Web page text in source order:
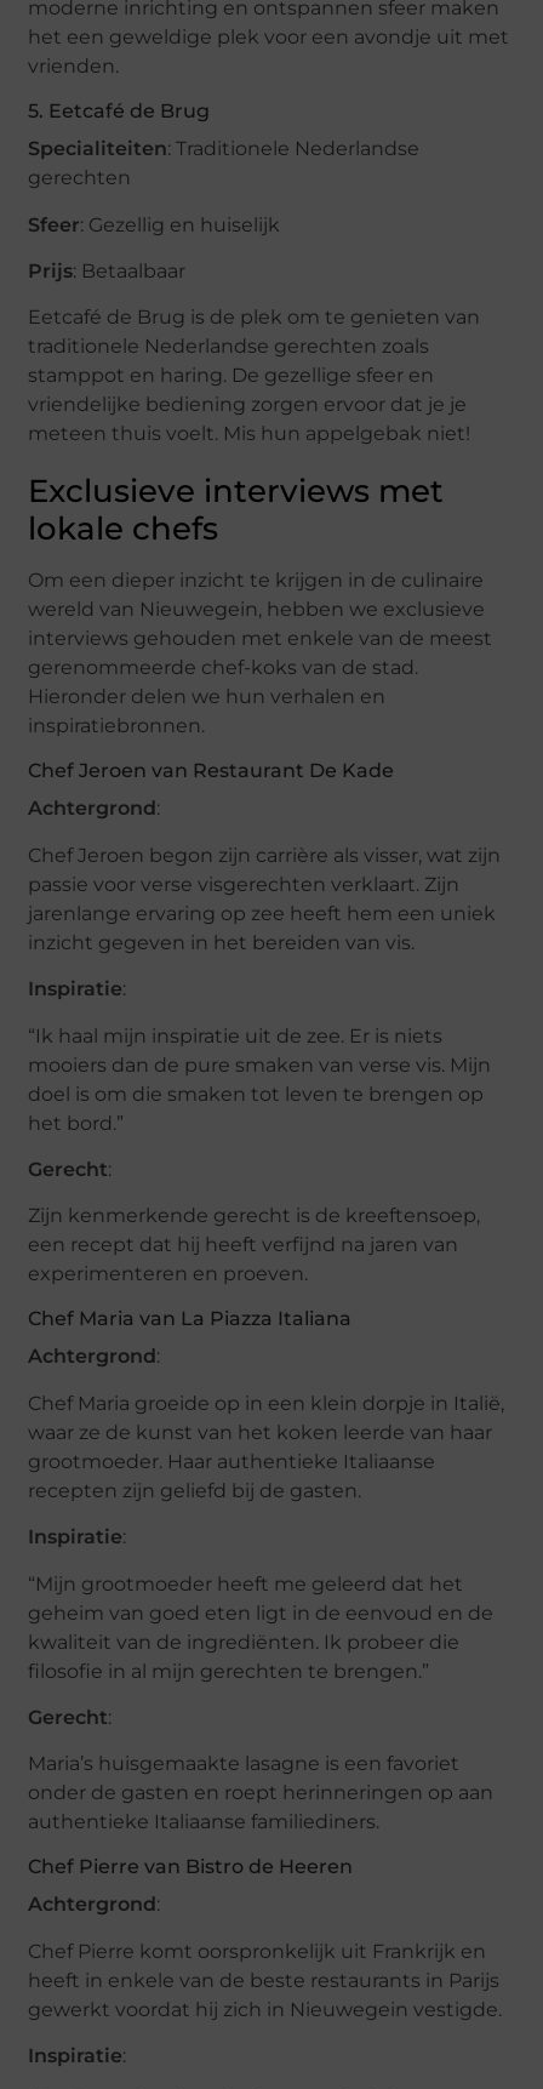
moderne inrichting en ontspannen sfeer maken
het een geweldige plek voor een avondje uit met
vrienden.
5. Eetcafé de Brug
Specialiteiten: Traditionele Nederlandse
gerechten
Sfeer: Gezellig en huiselijk
Prijs: Betaalbaar
Eetcafé de Brug is de plek om te genieten van
traditionele Nederlandse gerechten zoals
stamppot en haring. De gezellige sfeer en
vriendelijke bediening zorgen ervoor dat je je
meteen thuis voelt. Mis hun appelgebak niet!
Exclusieve interviews met
lokale chefs
Om een dieper inzicht te krijgen in de culinaire
wereld van Nieuwegein, hebben we exclusieve
interviews gehouden met enkele van de meest
gerenommeerde chef-koks van de stad.
Hieronder delen we hun verhalen en
inspiratiebronnen.
Chef Jeroen van Restaurant De Kade
Achtergrond :
Chef Jeroen begon zijn carrière als visser, wat zijn
passie voor verse visgerechten verklaart. Zijn
jarenlange ervaring op zee heeft hem een uniek
inzicht gegeven in het bereiden van vis.
Inspiratie:
“Ik haal mijn inspiratie uit de zee. Er is niets
mooiers dan de pure smaken van verse vis. Mijn
doel is om die smaken tot leven te brengen op
het bord.”
Gerecht:
Zijn kenmerkende gerecht is de kreeftensoep,
een recept dat hij heeft verfijnd na jaren van
experimenteren en proeven.
Chef Maria van La Piazza Italiana
Achtergrond :
Chef Maria groeide op in een klein dorpje in Italië,
waar ze de kunst van het koken leerde van haar
grootmoeder. Haar authentieke Italiaanse
recepten zijn geliefd bij de gasten.
Inspiratie:
“Mijn grootmoeder heeft me geleerd dat het
geheim van goed eten ligt in de eenvoud en de
kwaliteit van de ingrediënten. Ik probeer die
filosofie in al mijn gerechten te brengen.”
Gerecht:
Maria’s huisgemaakte lasagne is een favoriet
onder de gasten en roept herinneringen op aan
authentieke Italiaanse familiediners.
Chef Pierre van Bistro de Heeren
Achtergrond :
Chef Pierre komt oorspronkelijk uit Frankrijk en
heeft in enkele van de beste restaurants in Parijs
gewerkt voordat hij zich in Nieuwegein vestigde.
Inspiratie: